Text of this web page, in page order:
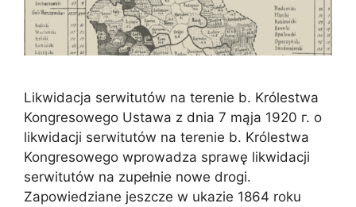
Likwidacja serwitutów na terenie b. Królestwa
Kongresowego Ustawa z dnia 7 mąja 1920 г. o
likwidacji serwitutów na terenie b. Królestwa
Kongresowego wprowadza sprawę likwidacji
serwitutów na zupełnie nowe drogi.
Zapowiedziane jeszcze w ukazie 1864 roku